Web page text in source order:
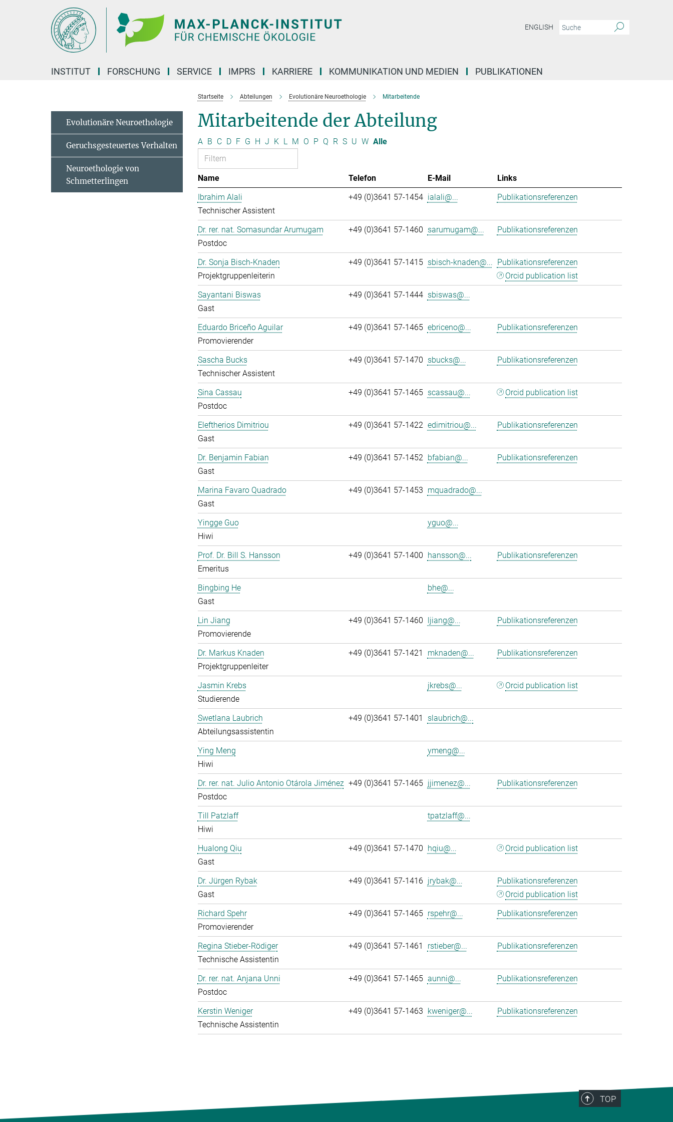
ENGLISH
INSTITUT FORSCHUNG SERVICE IMPRS KARRIERE KOMMUNIKATION UND MEDIEN PUBLIKATIONEN
Startseite Abteilungen Evolutionäre Neuroethologie Mitarbeitende
Mitarbeitende der Abteilung
A B C D F G H J K L M O P Q R S U W Alle
Name Telefon E-Mail
Links
Ibrahim Alali
Technischer Assistent
+49 (0)3641 57-1454 ialali@... Publikationsreferenzen
Dr. rer. nat. Somasundar Arumugam
Postdoc
+49 (0)3641 57-1460 sarumugam@... Publikationsreferenzen
Dr. Sonja Bisch-Knaden
Projektgruppenleiterin
+49 (0)3641 57-1415 sbisch-knaden@... Publikationsreferenzen
Orcid publication list
Sayantani Biswas
Gast
+49 (0)3641 57-1444 sbiswas@...
Eduardo Briceño Aguilar
Promovierender
+49 (0)3641 57-1465 ebriceno@... Publikationsreferenzen
Sascha Bucks
Technischer Assistent
+49 (0)3641 57-1470 sbucks@... Publikationsreferenzen
Sina Cassau
Postdoc
+49 (0)3641 57-1465 scassau@... Orcid publication list
Eleftherios Dimitriou
Gast
+49 (0)3641 57-1422 edimitriou@... Publikationsreferenzen
Dr. Benjamin Fabian
Gast
+49 (0)3641 57-1452 bfabian@... Publikationsreferenzen
Marina Favaro Quadrado
Gast
+49 (0)3641 57-1453 mquadrado@...
Yingge Guo
Hiwi
yguo@...
Prof. Dr. Bill S. Hansson
Emeritus
+49 (0)3641 57-1400 hansson@... Publikationsreferenzen
Bingbing He
Gast
bhe@...
Lin Jiang
Promovierende
+49 (0)3641 57-1460 ljiang@... Publikationsreferenzen
Dr. Markus Knaden
Projektgruppenleiter
+49 (0)3641 57-1421 mknaden@... Publikationsreferenzen
Jasmin Krebs
Studierende
jkrebs@... Orcid publication list
Swetlana Laubrich
Abteilungsassistentin
+49 (0)3641 57-1401 slaubrich@...
Ying Meng
Hiwi
ymeng@...
Dr. rer. nat. Julio Antonio Otárola Jiménez
Postdoc
+49 (0)3641 57-1465 jjimenez@... Publikationsreferenzen
Till Patzlaff
Hiwi
tpatzlaff@...
Hualong Qiu
Gast
+49 (0)3641 57-1470 hqiu@... Orcid publication list
Dr. Jürgen Rybak
Gast
+49 (0)3641 57-1416 jrybak@...
Publikationsreferenzen
Orcid publication list
Richard Spehr
Promovierender
+49 (0)3641 57-1465 rspehr@... Publikationsreferenzen
Regina Stieber-Rödiger
Technische Assistentin
+49 (0)3641 57-1461 rstieber@... Publikationsreferenzen
Dr. rer. nat. Anjana Unni
Postdoc
+49 (0)3641 57-1465 aunni@... Publikationsreferenzen
Kerstin Weniger
Technische Assistentin
+49 (0)3641 57-1463 kweniger@... Publikationsreferenzen
Evolutionäre Neuroethologie
Geruchsgesteuertes Verhalten
Neuroethologie von
Schmetterlingen
TOP